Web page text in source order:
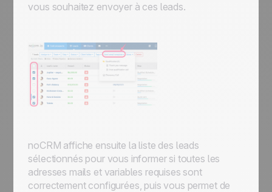
vous souhaitez envoyer à ces leads.
noCRM affiche ensuite la liste des leads
sélectionnés pour vous informer si toutes les
adresses mails et variables requises sont
correctement configurées, puis vous permet de